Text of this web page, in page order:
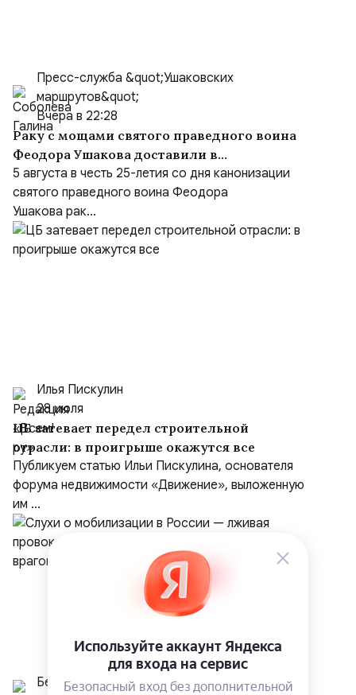
Пресс-служба &quot;Ушаковских
маршрутов&quot;
Вчера в 22:28
Раку с мощами святого праведного воина
Феодора Ушакова доставили в
Кафедральный собор праведного Феодора
Ушакова в Саранске
5 августа в честь 25-летия со дня канонизации
святого праведного воина Феодора
Ушакова рак...
Илья Пискулин
28 июля
ЦБ затевает передел строительной
отрасли: в проигрыше окажутся все
Публикуем статью Ильи Пискулина, основателя
форума недвижимости «Движение», выложенную
им ...
Белрусинфо